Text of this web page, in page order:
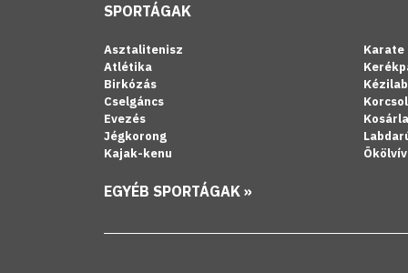
SPORTÁGAK
Asztalitenisz
Atlétika
Birkózás
Cselgáncs
Evezés
Jégkorong
Kajak-kenu
Karate
EGYÉB SPORTÁGAK »